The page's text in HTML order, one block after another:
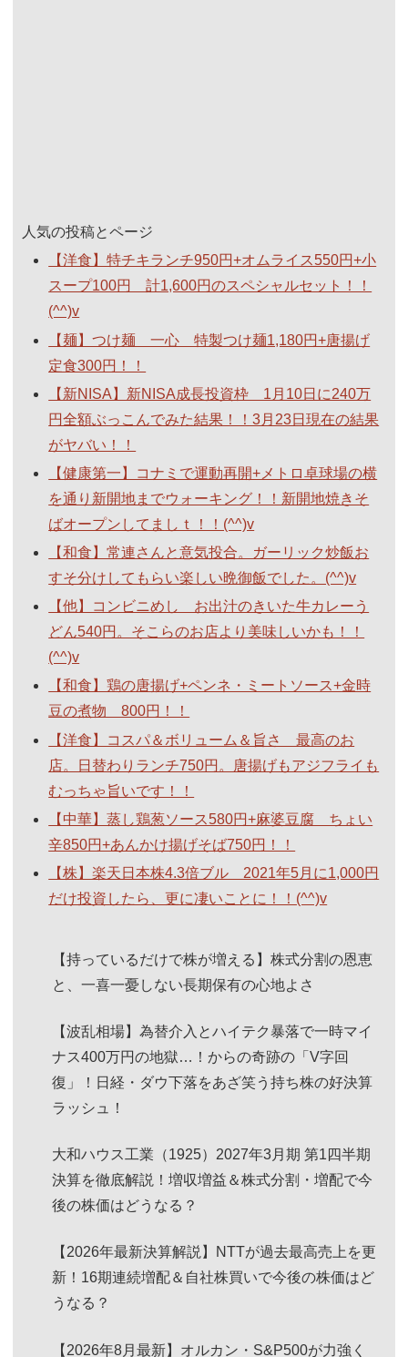
人気の投稿とページ
【洋食】特チキランチ950円+オムライス550円+小
スープ100円 計1,600円のスペシャルセット！！
(^^)v
【麺】つけ麺 一心 特製つけ麺1,180円+唐揚げ
定食300円！！
【新NISA】新NISA成長投資枠 1月10日に240万
円全額ぶっこんでみた結果！！3月23日現在の結果
がヤバい！！
【健康第一】コナミで運動再開+メトロ卓球場の横
を通り新開地までウォーキング！！新開地焼きそ
ばオープンしてましｔ！！(^^)v
【和食】常連さんと意気投合。ガーリック炒飯お
すそ分けしてもらい楽しい晩御飯でした。(^^)v
【他】コンビニめし お出汁のきいた牛カレーう
どん540円。そこらのお店より美味しいかも！！
(^^)v
【和食】鶏の唐揚げ+ペンネ・ミートソース+金時
豆の煮物 800円！！
【洋食】コスパ＆ボリューム＆旨さ 最高のお
店。日替わりランチ750円。唐揚げもアジフライも
むっちゃ旨いです！！
【中華】蒸し鶏葱ソース580円+麻婆豆腐 ちょい
辛850円+あんかけ揚げそば750円！！
【株】楽天日本株4.3倍ブル 2021年5月に1,000円
だけ投資したら、更に凄いことに！！(^^)v
【持っているだけで株が増える】株式分割の恩恵
と、一喜一憂しない長期保有の心地よさ
【波乱相場】為替介入とハイテク暴落で一時マイ
ナス400万円の地獄…！からの奇跡の「V字回
復」！日経・ダウ下落をあざ笑う持ち株の好決算
ラッシュ！
大和ハウス工業（1925）2027年3月期 第1四半期
決算を徹底解説！増収増益＆株式分割・増配で今
後の株価はどうなる？
【2026年最新決算解説】NTTが過去最高売上を更
新！16期連続増配＆自社株買いで今後の株価はど
うなる？
【2026年8月最新】オルカン・S&P500が力強く